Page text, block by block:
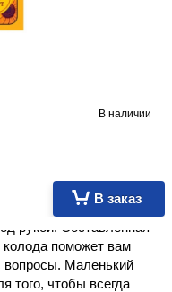
В наличии
В заказ
милые
рукой. Составленная
колода поможет вам
вопросы. Маленький
того, чтобы всегда